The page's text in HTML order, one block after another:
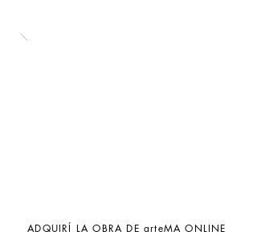
ADQUIRÍ LA OBRA DE arteMA ONLINE